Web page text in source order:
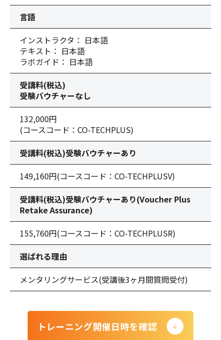
言語
インストラクタ： 日本語
テキスト： 日本語
ラボガイド： 日本語
受講料(税込)
受験バウチャーなし
132,000円
(コースコード：CO-TECHPLUS)
受講料(税込)受験バウチャーあり
149,160円(コースコード：CO-TECHPLUSV)
受講料(税込)受験バウチャーあり(Voucher Plus
Retake Assurance)
155,760円(コースコード：CO-TECHPLUSR)
選ばれる理由
メンタリングサービス(受講後3ヶ月間質問受付)
トレーニング開催日時を確認